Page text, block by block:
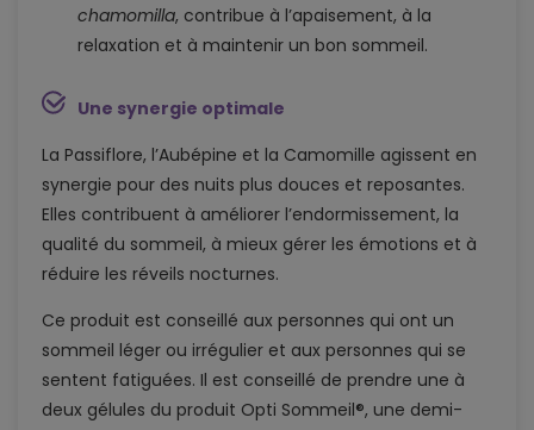
chamomilla, contribue à l’apaisement, à la
relaxation et à maintenir un bon sommeil.
Une synergie optimale
La Passiflore, l’Aubépine et la Camomille agissent en
synergie pour des nuits plus douces et reposantes.
Elles contribuent à améliorer l’endormissement, la
qualité du sommeil, à mieux gérer les émotions et à
réduire les réveils nocturnes.
Ce produit est conseillé aux personnes qui ont un
sommeil léger ou irrégulier et aux personnes qui se
sentent fatiguées. Il est conseillé de prendre une à
deux gélules du produit Opti Sommeil®, une demi-